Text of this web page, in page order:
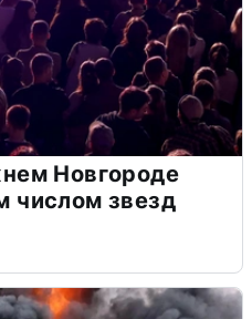
Новгороде
числом звезд